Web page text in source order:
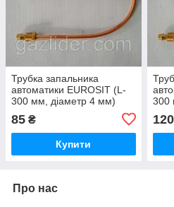
Трубка запальника
автоматики EUROSIT (L-
300 мм, діаметр 4 мм)
85 ₴
Купити
300
120
Про нас